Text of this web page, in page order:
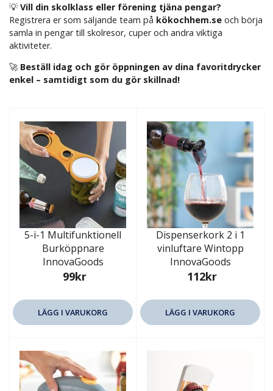
💡Vill din skolklass eller förening tjäna pengar?
Registrera er som säljande team på kökochhem.se och börja
samla in pengar till skolresor, cuper och andra viktiga
aktiviteter.
🚀 Beställ idag och gör öppningen av dina favoritdrycker
enkel – samtidigt som du gör skillnad!
5-i-1 Multifunktionell
Burköppnare
InnovaGoods
99kr
LÄGG I VARUKORG
Dispenserkork 2 i 1
vinluftare Wintopp
InnovaGoods
112kr
LÄGG I VARUKORG